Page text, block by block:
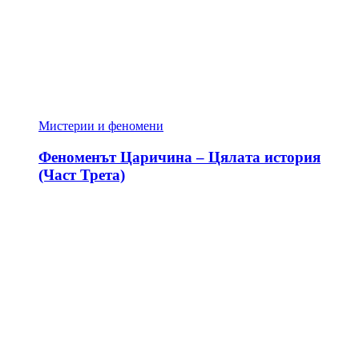
Мистерии и феномени
Феноменът Царичина – Цялата история
(Част Трета)